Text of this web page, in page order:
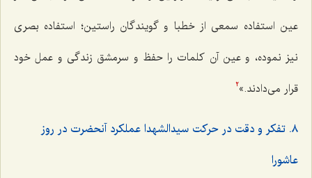
عین استفاده سمعی از خطبا و گویندگان راستین؛ استفاده بصری
نیز نموده، و عین آن کلمات را حفظ و سرمشق زندگی و عمل خود
قرار می‌دادند.»2
٨. تفکر و دقت در حرکت سیدالشهدا عملکرد آنحضرت در روز
عاشورا